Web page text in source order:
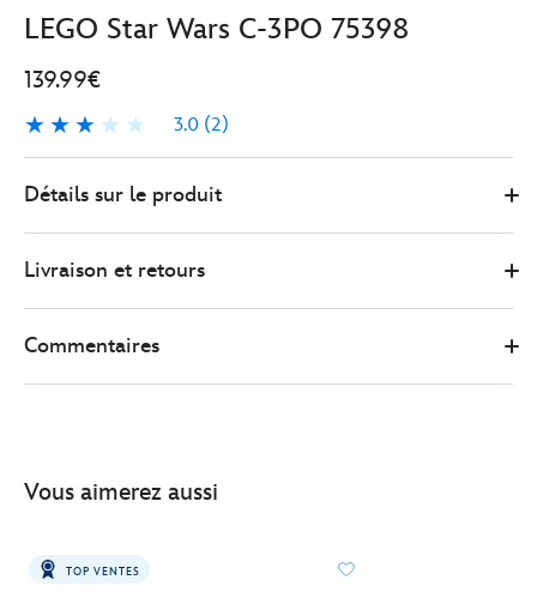
LEGO Star Wars C-3PO 75398
139.99€
3.0 (2)
3.0
2
139.99
https://www.disneystore.fr/lego-
star-
3po-
Détails sur le produit
Livraison et retours
Commentaires
Vous aimerez aussi
TOP VENTES